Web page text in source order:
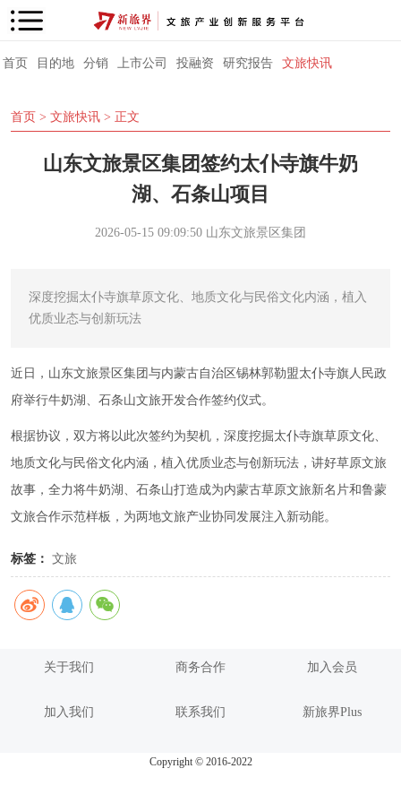
首页 目的地 分销 上市公司 投融资 研究报告 文旅快讯
首页 > 文旅快讯 > 正文
山东文旅景区集团签约太仆寺旗牛奶
湖、石条山项目
2026-05-15 09:09:50 山东文旅景区集团
深度挖掘太仆寺旗草原文化、地质文化与民俗文化内涵，植入
优质业态与创新玩法
近日，山东文旅景区集团与内蒙古自治区锡林郭勒盟太仆寺旗人民政
府举行牛奶湖、石条山文旅开发合作签约仪式。
根据协议，双方将以此次签约为契机，深度挖掘太仆寺旗草原文化、
地质文化与民俗文化内涵，植入优质业态与创新玩法，讲好草原文旅
故事，全力将牛奶湖、石条山打造成为内蒙古草原文旅新名片和鲁蒙
文旅合作示范样板，为两地文旅产业协同发展注入新动能。
标签： 文旅
关于我们
加入我们
商务合作
联系我们
加入会员
新旅界Plus
Copyright © 2016-2022